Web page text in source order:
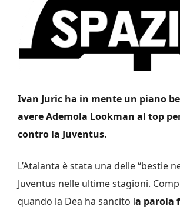
Ivan Juric ha in mente un piano
avere Ademola Lookman al top
contro la Juventus.
L’Atalanta è stata una delle “bestie
Juventus nelle ultime stagioni.
quando la Dea ha sancito la parola